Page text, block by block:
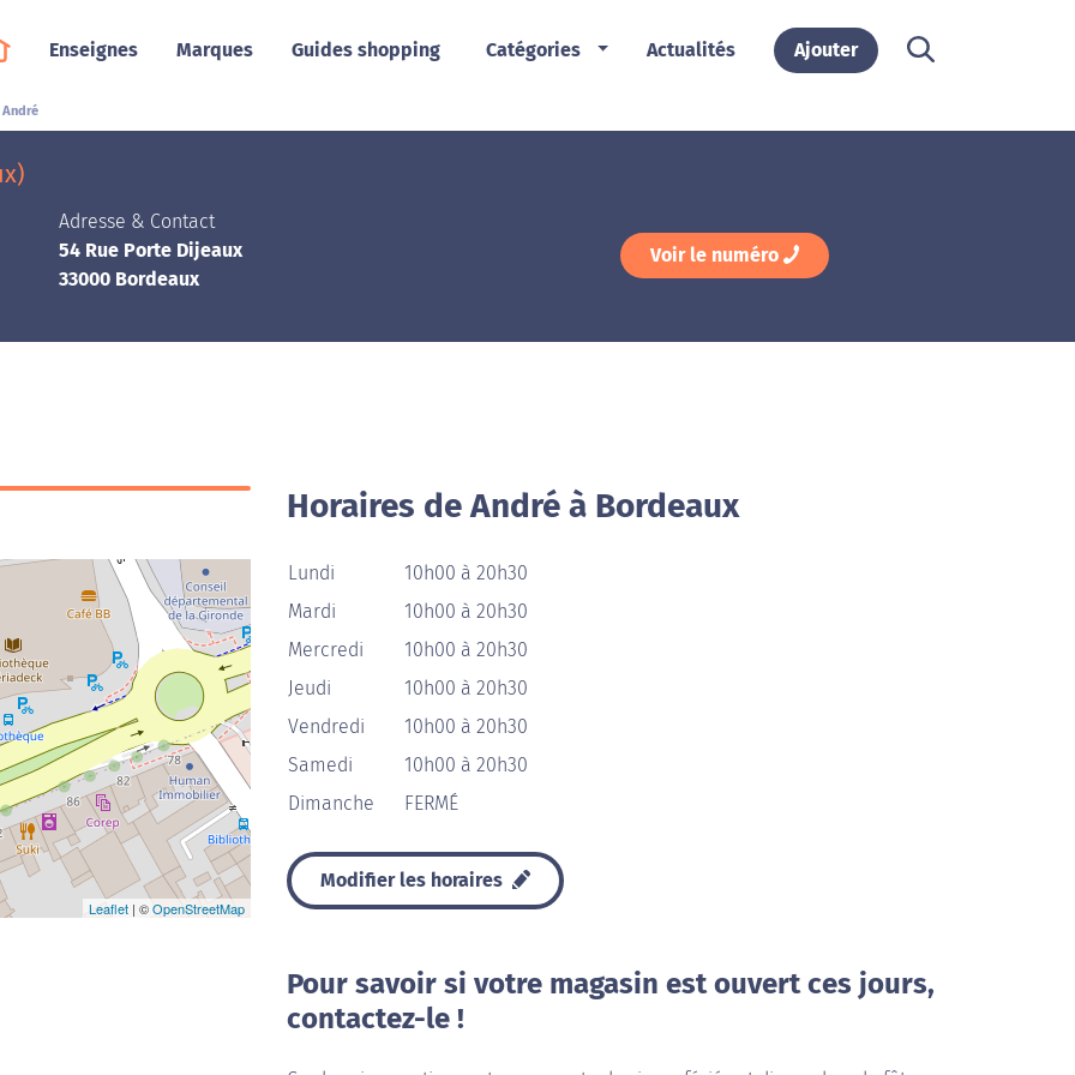
Enseignes Marques Guides shopping Catégories Actualités Ajouter
André
Adresse & Contact
54 Rue Porte Dijeaux
33000 Bordeaux
Voir le numéro
Leaflet | ©OpenStreetMap
Horaires de André à Bordeaux
Lundi
10h00 à 20h30
Mardi
10h00 à 20h30
Mercredi
10h00 à 20h30
Jeudi
10h00 à 20h30
Vendredi
10h00 à 20h30
Samedi
10h00 à 20h30
Dimanche
FERMÉ
Modifier les horaires
Pour savoir si votre magasin est ouvert ces jours,
contactez-le !